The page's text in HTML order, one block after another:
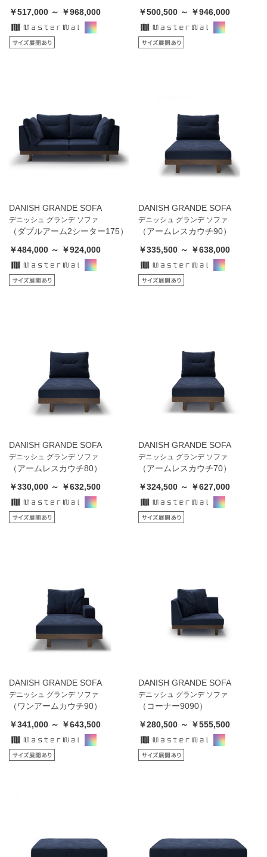
￥517,000 ～ ￥968,000 ￥500,500 ～ ￥946,000
DANISH GRANDE SOFA
デニッシュ グランデ ソファ
（ダブルアーム2シーター175）
￥484,000 ～ ￥924,000
DANISH GRANDE SOFA
デニッシュ グランデ ソファ
（アームレスカウチ90）
￥335,500 ～ ￥638,000
DANISH GRANDE SOFA
デニッシュ グランデ ソファ
（アームレスカウチ80）
￥330,000 ～ ￥632,500
DANISH GRANDE SOFA
デニッシュ グランデ ソファ
（アームレスカウチ70）
￥324,500 ～ ￥627,000
DANISH GRANDE SOFA
デニッシュ グランデ ソファ
（ワンアームカウチ90）
￥341,000 ～ ￥643,500
DANISH GRANDE SOFA
デニッシュ グランデ ソファ
（コーナー9090）
￥280,500 ～ ￥555,500